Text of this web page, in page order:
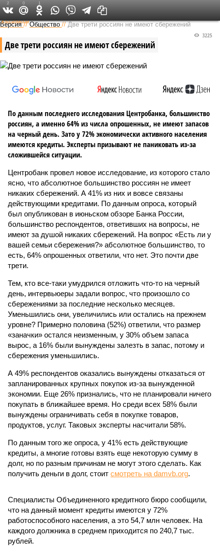
Федеральный выпуск
Версия //Общество //Две трети россиян не имеют сбережений
Две трети россиян не имеют сбережений
3225
По данным последнего исследования Центробанка, большинство
россиян, а именно 64% из числа опрошенных, не имеют запасов
на черный день. Зато у 72% экономически активного населения
имеются кредиты. Эксперты призывают не паниковать из-за
сложившейся ситуации.
Центробанк провел новое исследование, из которого стало
ясно, что абсолютное большинство россиян не имеет
никаких сбережений. А 41% из них и вовсе связаны
действующими кредитами. По данным опроса, который
был опубликован в июньском обзоре Банка России,
большинство респондентов, ответивших на вопросы, не
имеют за душой никаких сбережений. На вопрос «Есть ли у
вашей семьи сбережения?» абсолютное большинство, то
есть, 64% опрошенных ответили, что нет. Это почти две
трети.
Тем, кто все-таки умудрился отложить что-то на черный
день, интервьюеры задали вопрос, что произошло со
сбережениями за последние несколько месяцев.
Уменьшились они, увеличились или остались на прежнем
уровне? Примерно половина (52%) ответили, что размер
«заначки» остался неизменным, у 30% объем запаса
вырос, а 16% были вынуждены залезть в запас, потому и
сбережения уменьшились.
А 49% респондентов оказались вынуждены отказаться от
запланированных крупных покупок из-за вынужденной
экономии. Еще 26% признались, что не планировали ничего
покупать в ближайшее время. Но среди всех 58% были
вынуждены ограничивать себя в покупке товаров,
продуктов, услуг. Таковых эксперты насчитали 58%.
По данным того же опроса, у 41% есть действующие
кредиты, а многие готовы взять еще некоторую сумму в
долг, но по разным причинам не могут этого сделать. Как
получить деньги в долг, стоит смотреть на damvb.org.
Специалисты Объединенного кредитного бюро сообщили,
что на данный момент кредиты имеются у 72%
работоспособного населения, а это 54,7 млн человек. На
каждого должника в среднем приходится по 240,7 тыс.
рублей.
2 0 1